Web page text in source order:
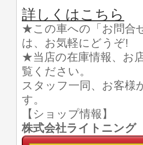
詳しくはこちら
★この車への「お問合
は、お気軽にどうぞ!
★当店の在庫情報、お
覧ください。
スタッフ一同、お客様
す。
【ショップ情報】
株式会社ライトニン